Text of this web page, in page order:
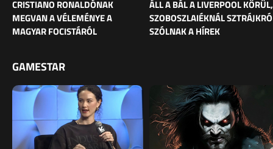
CRISTIANO RONALDÓNAK
MEGVAN A VÉLEMÉNYE A
MAGYAR FOCISTÁRÓL
ÁLL A BÁL A LIVERPOOL KÖRÜL,
SZOBOSZLAIÉKNÁL
SZÓLNAK A HÍREK
GAMESTAR